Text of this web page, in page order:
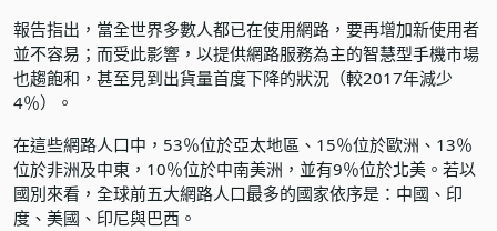
報告指出，當全世界多數人都已在使用網路，要再增加新使用者
並不容易；而受此影響，以提供網路服務為主的智慧型手機市場
也趨飽和，甚至見到出貨量首度下降的狀況（較2017年減少
4％）。
在這些網路人口中，53％位於亞太地區、15％位於歐洲、13％
位於非洲及中東，10％位於中南美洲，並有9％位於北美。若以
國別來看，全球前五大網路人口最多的國家依序是：中國、印
度、美國、印尼與巴西。